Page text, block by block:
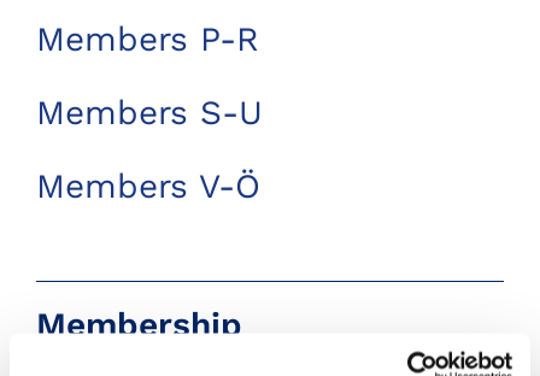
Members P-R
Members S-U
Members V-Ö
Membership